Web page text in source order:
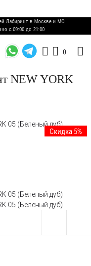
Лабиринт в Москве и МО
с 09:00 до 21:00
0
NEW YORK
Скидка 5%